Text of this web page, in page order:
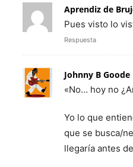
Aprendiz de
Pues visto lo
Respuesta
Johnny B Goode
«No… hoy no
Yo lo que
que se busca/
llegaría antes